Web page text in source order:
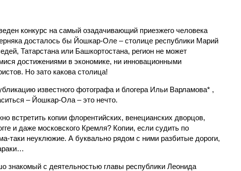
конкурс на самый озадачивающий приезжего человека
досталось бы Йошкар-Оле – столице республики Марий
Татарстана или Башкортостана, регион не может
достижениями в экономике, ни инновационными
Но зато какова столица!
известного фотографа и блогера Ильи Варламова* ,
– Йошкар-Ола – это нечто.
встретить копии флорентийских, венецианских дворцов,
и даже московского Кремля? Копии, если судить по
таки неуклюжие. А буквально рядом с ними разбитые дороги,
знакомый с деятельностью главы республики Леонида